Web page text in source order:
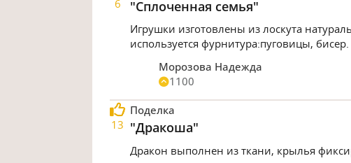
6 "Сплоченная семья"
Игрушки изготовлены из лоскута
используется фурнитура:пуговицы, бисер.
Морозова Надежда
1100
13
Поделка
"Дракоша"
Дракон выполнен из ткани, крылья